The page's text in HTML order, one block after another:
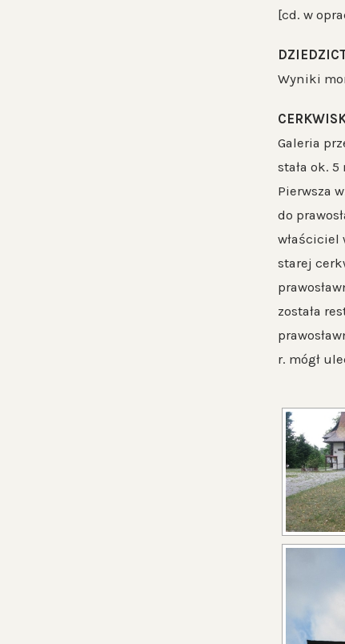
[cd. w
Wyniki
Galeria
stała ok.
Pierwsza
do
właściciel
starej
została
r. mógł